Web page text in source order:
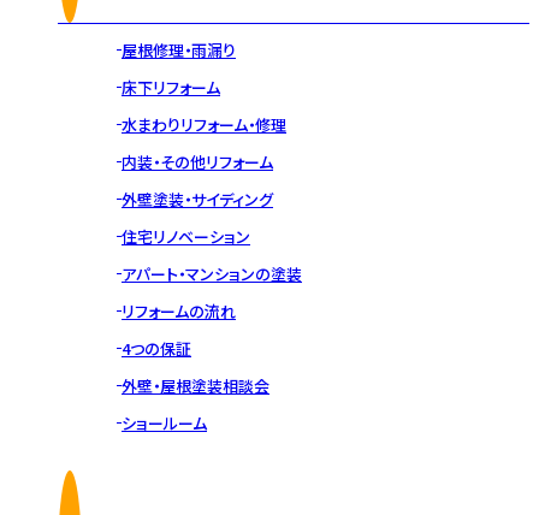
屋根修理・雨漏り
床下リフォーム
水まわりリフォーム・修理
内装・その他リフォーム
外壁塗装・サイディング
住宅リノベーション
アパート・マンションの塗装
リフォームの流れ
4つの保証
外壁・屋根塗装相談会
ショールーム